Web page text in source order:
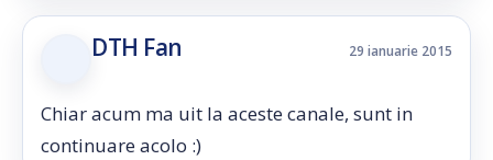
DTH Fan 29 ianuarie 2015
Chiar acum ma uit la aceste canale, sunt in
continuare acolo :)